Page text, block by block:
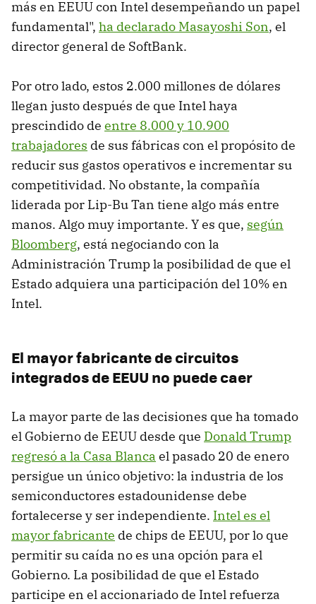
más en EEUU con Intel desempeñando un papel
fundamental", ha declarado Masayoshi Son, el
director general de SoftBank.
Por otro lado, estos 2.000 millones de dólares
llegan justo después de que Intel haya
prescindido de entre 8.000 y 10.900
trabajadores de sus fábricas con el propósito de
reducir sus gastos operativos e incrementar su
competitividad. No obstante, la compañía
liderada por Lip-Bu Tan tiene algo más entre
manos. Algo muy importante. Y es que, según
Bloomberg, está negociando con la
Administración Trump la posibilidad de que el
Estado adquiera una participación del 10% en
Intel.
El mayor fabricante de circuitos
integrados de EEUU no puede caer
La mayor parte de las decisiones que ha tomado
el Gobierno de EEUU desde que Donald Trump
regresó a la Casa Blanca el pasado 20 de enero
persigue un único objetivo: la industria de los
semiconductores estadounidense debe
fortalecerse y ser independiente. Intel es el
mayor fabricante de chips de EEUU, por lo que
permitir su caída no es una opción para el
Gobierno. La posibilidad de que el Estado
participe en el accionariado de Intel refuerza